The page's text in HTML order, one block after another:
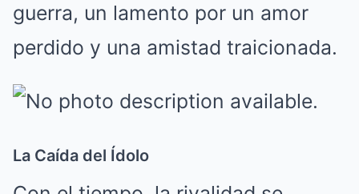
guerra, un lamento por un amor
perdido y una amistad traicionada.
La Caída del Ídolo